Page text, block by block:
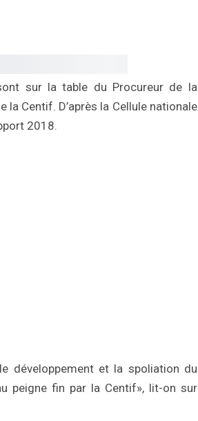
sur la table du Procureur de la
la Centif. D’après la Cellule nationale
2018.
développement et la spoliation du
peigne fin par la Centif», lit-on sur